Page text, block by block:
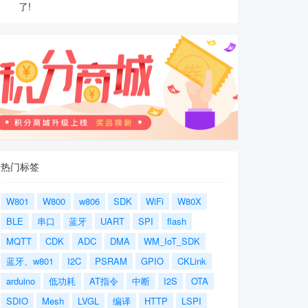
了!
热门标签
W801 W800 w806 SDK WiFi
W80X
BLE
串口 蓝牙 UART SPI
flash
MQTT
CDK ADC DMA
WM_IoT_SDK
蓝牙、w801
I2C PSRAM GPIO
CKLink
arduino
低功耗 AT指令 中断 I2S
OTA
SDIO
Mesh LVGL 编译 HTTP LSPI